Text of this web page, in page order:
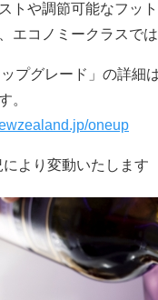
トや調節可能なフッ
エコノミークラスで
グレード」の詳細
。
oneup
より変動いたします